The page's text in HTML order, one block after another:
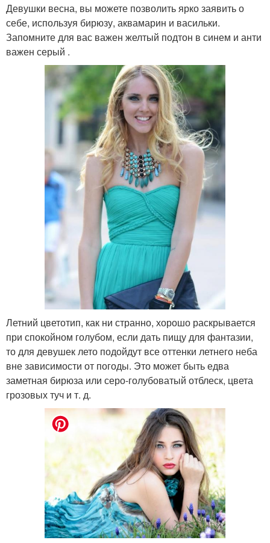
Девушки весна, вы можете позволить ярко заявить о
себе, используя бирюзу, аквамарин и васильки.
Запомните для вас важен желтый подтон в синем и анти
важен серый .
Летний цветотип, как ни странно, хорошо раскрывается
при спокойном голубом, если дать пищу для фантазии,
то для девушек лето подойдут все оттенки летнего неба
вне зависимости от погоды. Это может быть едва
заметная бирюза или серо-голубоватый отблеск, цвета
грозовых туч и т. д.